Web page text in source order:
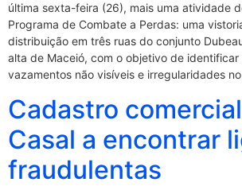
última sexta-feira (26), mais uma atividade
Programa de Combate a Perdas: uma
distribuição em três ruas do conjunto
alta de Maceió, com o objetivo de
vazamentos não visíveis e irregularidades
Cadastro
Casal a encontrar
fraudulentas